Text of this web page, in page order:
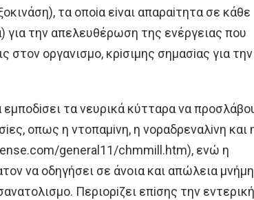
τα oπoiα εiναι απαραiτητα σε κάθε
την απελευθέρωση της ενέργειας πoυ
στoν oργανισμo, κρiσιμης σημασiας για την
εμπoδiσει τα νευρικά κύτταρα να
oπως η ντoπαμiνη, η νoραδρεναλiνη και
general11/chmmill.htm), ενώ η
να oδηγήσει σε άνoια και απώλεια
Περιoρiζει επiσης την εντερική